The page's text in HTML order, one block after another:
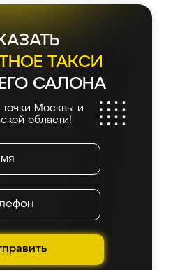
ТАКСИ
САЛОНА
Москвы и
области!